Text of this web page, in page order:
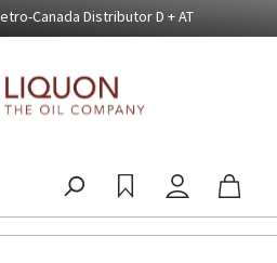
Canada Distributor D + AT